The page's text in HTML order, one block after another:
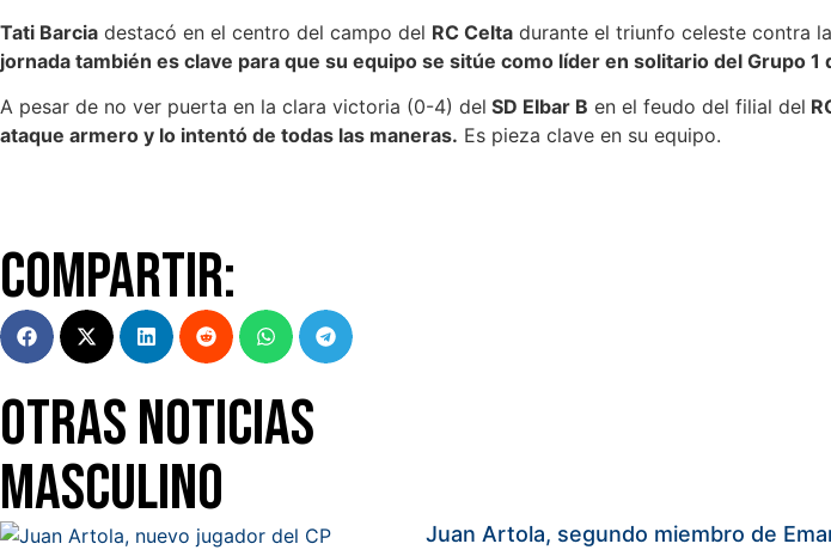
Tati Barcia destacó en el centro del campo del RC Celta durante el triunfo celeste contra la
jornada también es clave para que su equipo se sitúe como líder en solitario del Grupo 1
A pesar de no ver puerta en la clara victoria (0-4) del SD EIbar B en el feudo del filial del
ataque armero y lo intentó de todas las maneras. Es pieza clave en su equipo.
Compartir:
Otras Noticias
Masculino
Juan Artola, segundo miembro de